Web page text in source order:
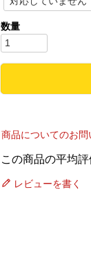
必
商品についてのお問
レビューを書く